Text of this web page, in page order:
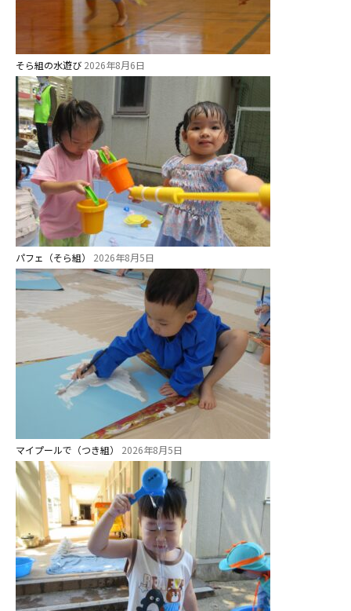
そら組の水遊び 2026年8月6日
パフェ（そら組） 2026年8月5日
マイプールで（つき組） 2026年8月5日